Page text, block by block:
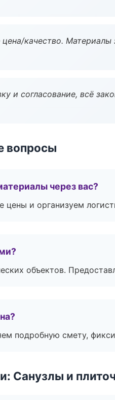
качество.
и согласование, всё
вопросы
через вас?
и организуем
объектов.
подробную смету,
Санузлы и